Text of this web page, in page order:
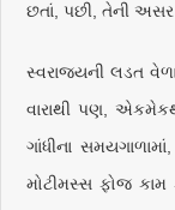
છતાં, પછી, તેની
સ્વરાજ્યની લડત
વારાથી પણ,
ગાંધીના
મોટીમસ્સ ફોજ